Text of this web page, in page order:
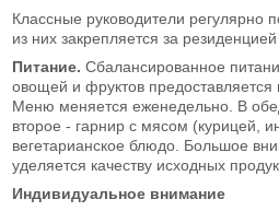
Классные руководители
из них закрепляется за
Питание. Сбалансированное
овощей и фруктов предоставляется
Меню меняется еженедельно. В
второе - гарнир с мясом (курицей,
вегетарианское блюдо. Большое
уделяется качеству исходных
Индивидуальное внимание